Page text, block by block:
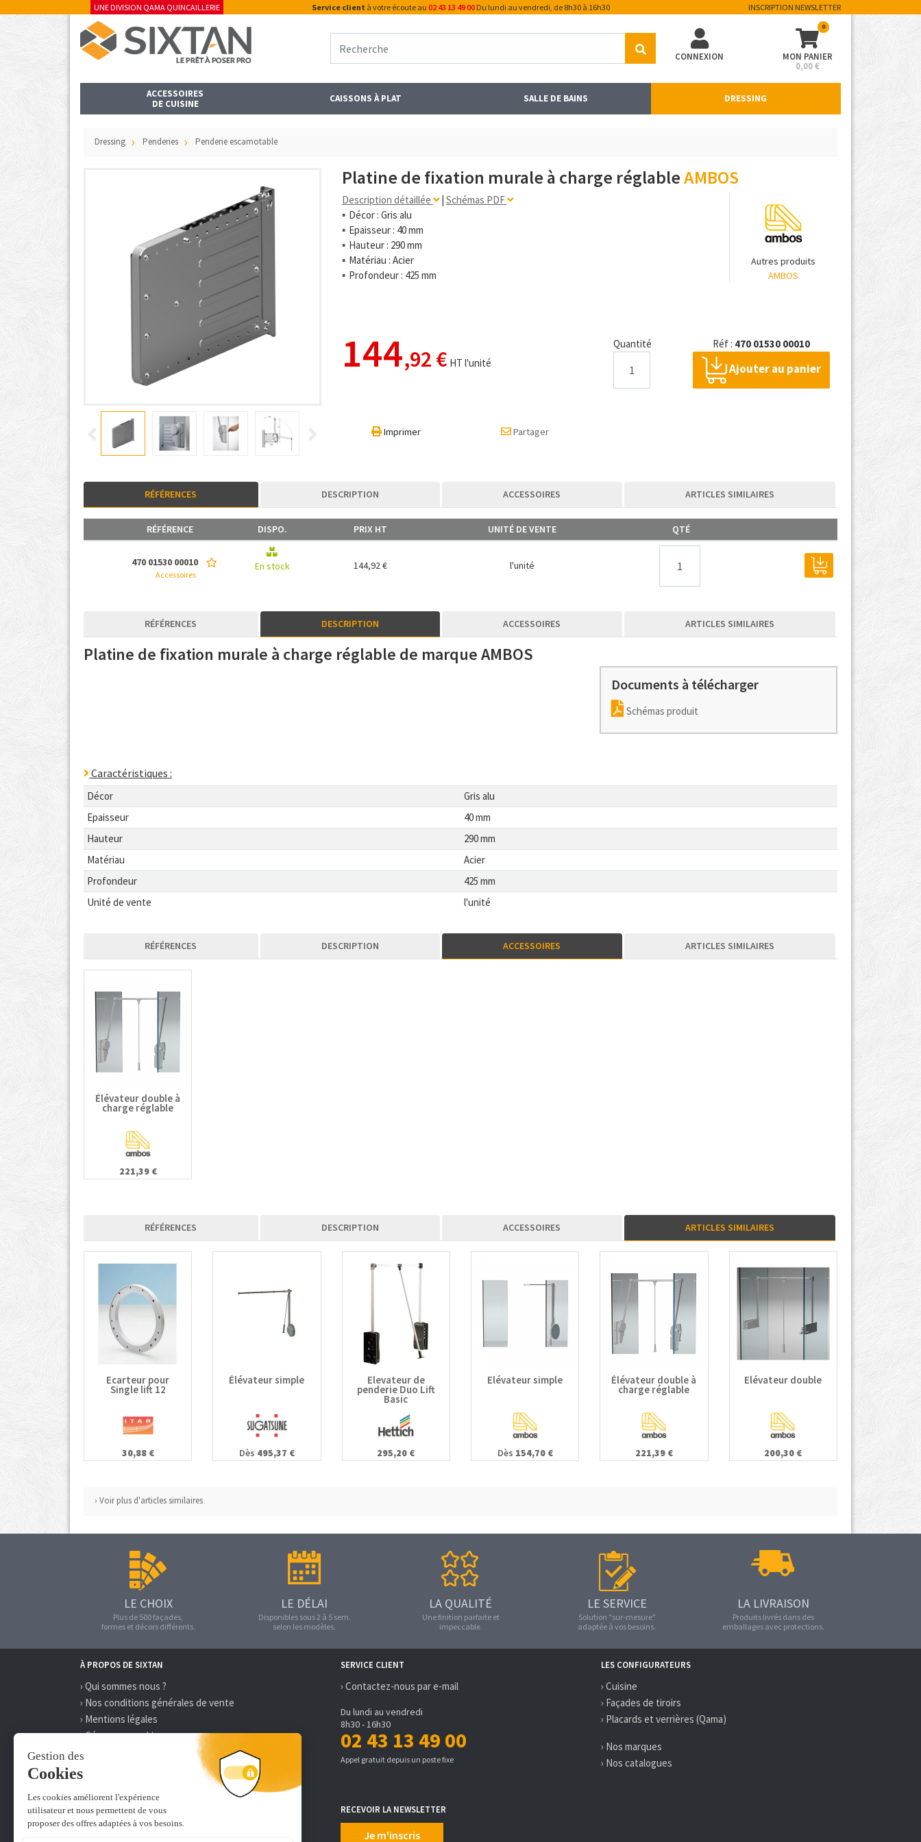
UNE DIVISION QAMA QUINCAILLERIE Service client à votre écoute au 02 43 13 49 00Du lundi au vendredi, de 8h30 à 16h30 INSCRIPTION NEWSLETTER
CONNEXION
0
MON PANIER
0,00 €
ACCESSOIRES
DE CUISINE
CAISSONS À PLAT SALLE DE BAINS DRESSING
Dressing Penderies Penderie escamotable
Platine de fixation murale à charge réglableAMBOS
Description détaillée | Schémas PDF
Décor : Gris alu
Epaisseur : 40 mm
Hauteur : 290 mm
Matériau : Acier
Profondeur : 425 mm
Autres produits
AMBOS
144,92 € HT l'unité
Quantité Réf : 470 01530 00010
Ajouter au panier
Imprimer Partager
RÉFÉRENCES DESCRIPTION ACCESSOIRES ARTICLES SIMILAIRES
RÉFÉRENCE DISPO. PRIX HT UNITÉ DE VENTE QTÉ
470 01530 00010
Accessoires
En stock 144,92 € l'unité
RÉFÉRENCES DESCRIPTION ACCESSOIRES ARTICLES SIMILAIRES
Platine de fixation murale à charge réglable de marque AMBOS
Documents à télécharger
Schémas produit
Caractéristiques :
Décor
Gris alu
Epaisseur
40 mm
Hauteur
290 mm
Matériau
Acier
Profondeur
425 mm
Unité de vente
l'unité
RÉFÉRENCES DESCRIPTION ACCESSOIRES ARTICLES SIMILAIRES
Élévateur double à
charge réglable
221,39 €
RÉFÉRENCES DESCRIPTION ACCESSOIRES ARTICLES SIMILAIRES
Ecarteur pour
Single lift 12
30,88 €
Élévateur simple
Dès 495,37 €
Elevateur de
penderie Duo Lift
Basic
295,20 €
Elévateur simple
Dès 154,70 €
Élévateur double à
charge réglable
221,39 €
Elévateur double
200,30 €
› Voir plus d'articles similaires
LE CHOIX
Plus de 500 façades,
formes et décors différents.
LE DÉLAI
Disponibles sous 2 à 5 sem.
selon les modèles.
LA QUALITÉ
Une finition parfaite et
impeccable.
LE SERVICE
Solution "sur-mesure"
adaptée à vos besoins.
LA LIVRAISON
Produits livrés dans des
emballages avec protections.
À PROPOS DE SIXTAN
› Qui sommes nous ?
› Nos conditions générales de vente
› Mentions légales
› Gérer mes cookies
› Délai et frais de livraison
SERVICE CLIENT
› Contactez-nous par e-mail
Du lundi au vendredi
8h30 - 16h30
02 43 13 49 00
Appel gratuit depuis un poste fixe
LES CONFIGURATEURS
› Cuisine
› Façades de tiroirs
› Placards et verrières (Qama)
› Nos marques
› Nos catalogues
Une société du groupe :
RECEVOIR LA NEWSLETTER
Je m'inscris